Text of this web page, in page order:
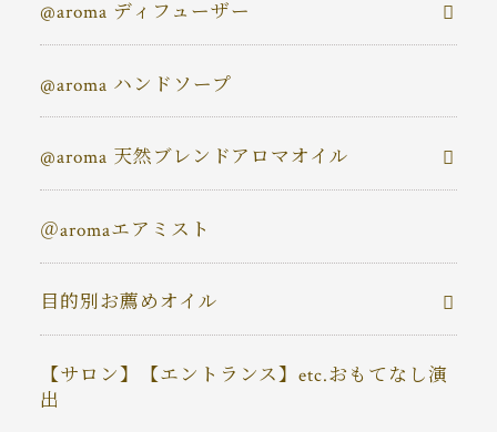
@aroma ディフューザー
@aroma ハンドソープ
@aroma 天然ブレンドアロマオイル
＠aromaエアミスト
目的別お薦めオイル
【サロン】【エントランス】etc.おもてなし演
出